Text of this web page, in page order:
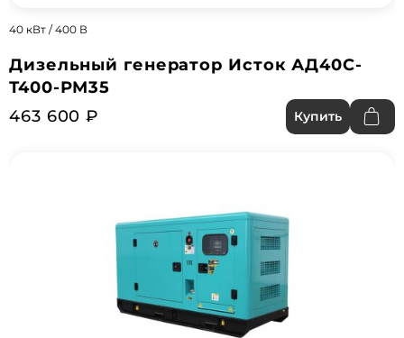
40 кВт / 400 В
Дизельный генератор Исток АД40С-
Т400-РМ35
463 600 ₽
Купить